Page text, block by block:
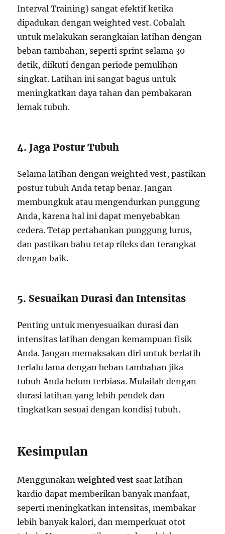
Interval Training) sangat efektif ketika
dipadukan dengan weighted vest. Cobalah
untuk melakukan serangkaian latihan dengan
beban tambahan, seperti sprint selama 30
detik, diikuti dengan periode pemulihan
singkat. Latihan ini sangat bagus untuk
meningkatkan daya tahan dan pembakaran
lemak tubuh.
4. Jaga Postur Tubuh
Selama latihan dengan weighted vest, pastikan
postur tubuh Anda tetap benar. Jangan
membungkuk atau mengendurkan punggung
Anda, karena hal ini dapat menyebabkan
cedera. Tetap pertahankan punggung lurus,
dan pastikan bahu tetap rileks dan terangkat
dengan baik.
5. Sesuaikan Durasi dan Intensitas
Penting untuk menyesuaikan durasi dan
intensitas latihan dengan kemampuan fisik
Anda. Jangan memaksakan diri untuk berlatih
terlalu lama dengan beban tambahan jika
tubuh Anda belum terbiasa. Mulailah dengan
durasi latihan yang lebih pendek dan
tingkatkan sesuai dengan kondisi tubuh.
Kesimpulan
Menggunakanweighted vest saat latihan
kardio dapat memberikan banyak manfaat,
seperti meningkatkan intensitas, membakar
lebih banyak kalori, dan memperkuat otot